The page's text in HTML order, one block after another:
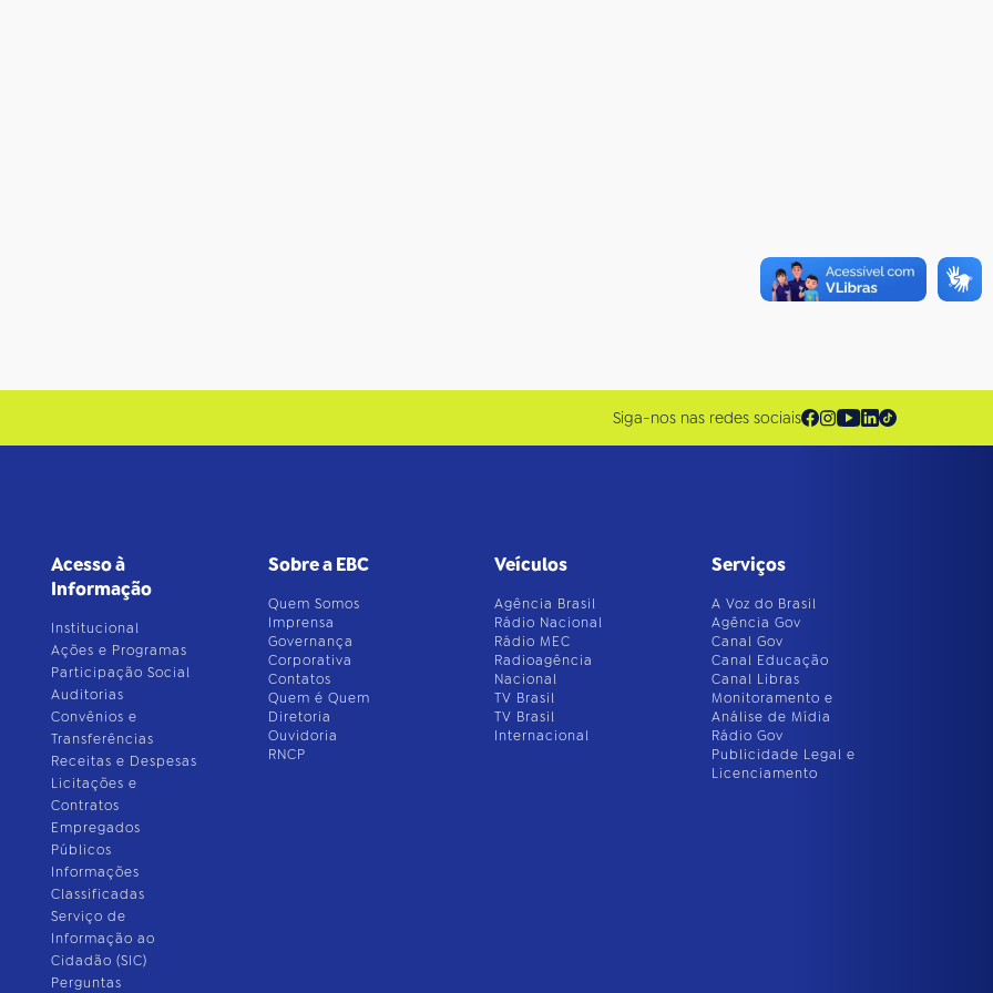
Siga-nos nas redes sociais
Acesso à
Informação
Institucional
Ações e Programas
Participação Social
Auditorias
Convênios e
Transferências
Receitas e Despesas
Licitações e
Contratos
Empregados
Públicos
Informações
Classificadas
Serviço de
Informação ao
Cidadão (SIC)
Perguntas
Sobre a EBC
Quem Somos
Imprensa
Governança
Corporativa
Contatos
Quem é Quem
Diretoria
Ouvidoria
RNCP
Veículos
Agência Brasil
Rádio Nacional
Rádio MEC
Radioagência
Nacional
TV Brasil
TV Brasil
Internacional
Serviços
A Voz do Brasil
Agência Gov
Canal Gov
Canal Educação
Canal Libras
Monitoramento e
Análise de Mídia
Rádio Gov
Publicidade Legal e
Licenciamento